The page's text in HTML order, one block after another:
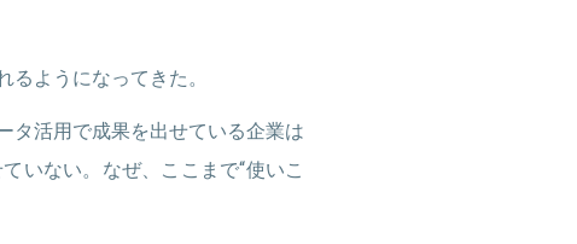
ようになってきた。
タ活用で成果を出せている企業は
いない。なぜ、ここまで“使いこ